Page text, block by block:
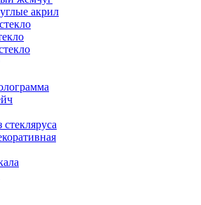
акрил